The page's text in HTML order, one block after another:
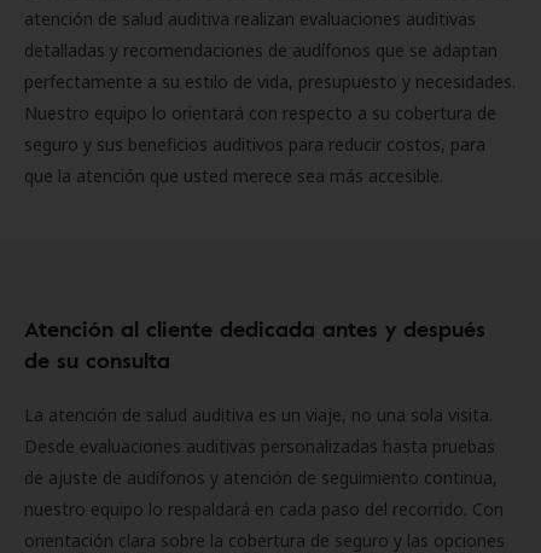
atención de salud auditiva realizan evaluaciones auditivas
detalladas y recomendaciones de audífonos que se adaptan
perfectamente a su estilo de vida, presupuesto y necesidades.
Nuestro equipo lo orientará con respecto a su cobertura de
seguro y sus beneficios auditivos para reducir costos, para
que la atención que usted merece sea más accesible.
Atención al cliente dedicada antes y después
de su consulta
La atención de salud auditiva es un viaje, no una sola visita.
Desde evaluaciones auditivas personalizadas hasta pruebas
de ajuste de audífonos y atención de seguimiento continua,
nuestro equipo lo respaldará en cada paso del recorrido. Con
orientación clara sobre la cobertura de seguro y las opciones